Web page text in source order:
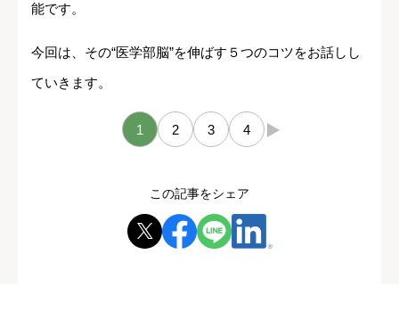
能です。
今回は、その“医学部脳”を伸ばす５つのコツをお話しし
ていきます。
1 2 3 4 →
この記事をシェア